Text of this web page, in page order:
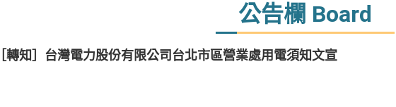
公告欄 Board
［轉知］台灣電力股份有限公司台北市區營業處用電須知文宣